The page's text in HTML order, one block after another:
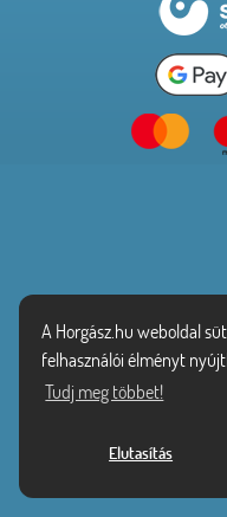
A Horgász.hu weboldal
felhasználói élményt
Tudj meg többet!
Elutasítás